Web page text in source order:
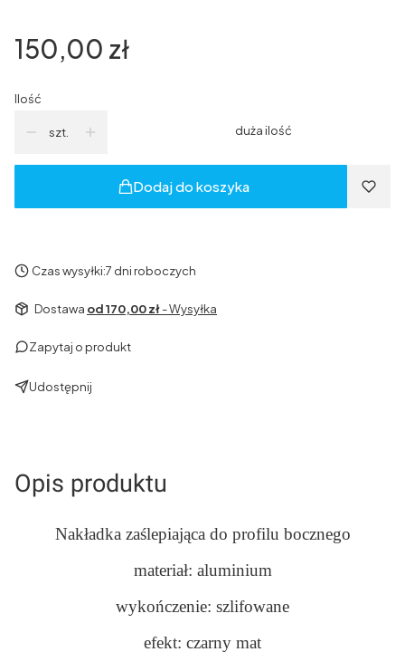
Cena
150,00 zł
Ilość
szt. duża ilość
Dodaj do koszyka
Czas wysyłki:7 dni roboczych
Dostawa od 170,00 zł- Wysyłka
Zapytaj o produkt
Udostępnij
Opis produktu
Nakładka zaślepiająca do profilu bocznego
materiał: aluminium
wykończenie: szlifowane
efekt: czarny mat